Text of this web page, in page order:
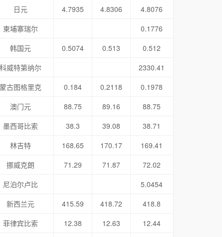
日元
4.7935 4.8306
4.8076
柬埔寨瑞尔
0.1776
韩国元
0.5074 0.513
0.512
科威特第纳尔
2330.41
蒙古图格里克
0.184 0.2118
0.1978
澳门元
88.75 89.16
88.75
墨西哥比索
38.3 39.08
38.71
林吉特
168.65 170.17
169.41
挪威克朗
71.29 71.87
72.02
尼泊尔卢比
5.0454
新西兰元
415.59 418.72
418.8
菲律宾比索
12.38 12.63
12.44